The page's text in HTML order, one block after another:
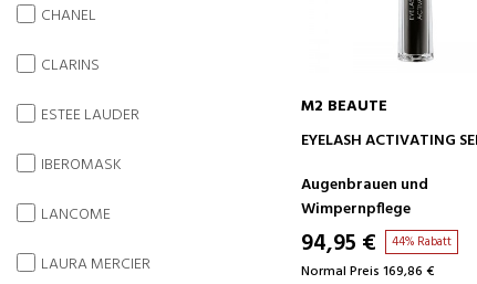
IN DEN
M2 BEAUTE
EYELASH ACTIVATING
Augenbrauen und
Wimpernpflege
94,95 € 44% Rabatt
Normal Preis 169,86 €
CHANEL
CLARINS
ESTEE LAUDER
IBEROMASK
LANCOME
LAURA MERCIER